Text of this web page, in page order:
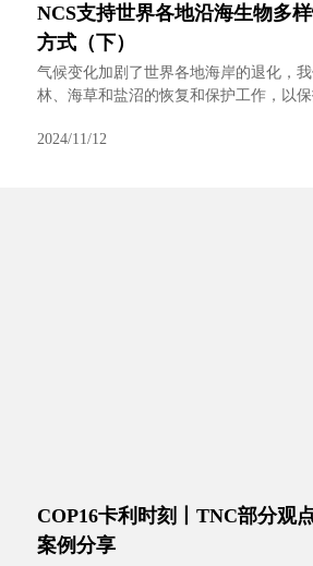
NCS支持世界各地沿海生物多
方式（下）
气候变化加剧了世界各地海岸的退化，
林、海草和盐沼的恢复和保护工作，以
2024/11/12
COP16卡利时刻丨TNC部分观
案例分享